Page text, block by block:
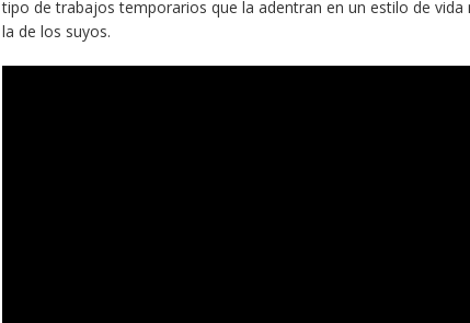
tipo de trabajos temporarios que la adentran en un estilo de
la de los suyos.